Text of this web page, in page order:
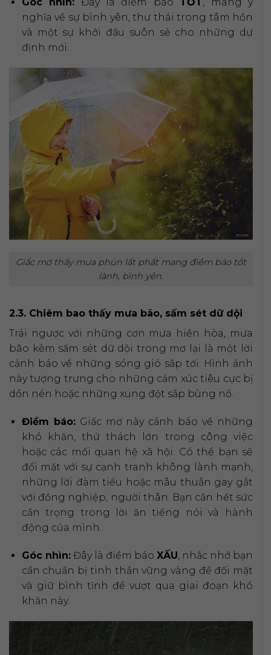
Góc nhìn: Đây là điềm báo TỐT , mang ý
nghĩa về sự bình yên, thư thái trong tâm hồn
và một sự khởi đầu suôn sẻ cho những dự
định mới.
Giấc mơ thấy mưa phùn lất phất mang điềm báo tốt
lành, bình yên.
2.3. Chiêm bao thấy mưa bão, sấm sét dữ dội
Trái ngược với những cơn mưa hiền hòa, mưa
bão kèm sấm sét dữ dội trong mơ lại là một lời
cảnh báo về những sóng gió sắp tới. Hình ảnh
này tượng trưng cho những cảm xúc tiêu cực bị
dồn nén hoặc những xung đột sắp bùng nổ.
Điềm báo:Giấc mơ này cảnh báo về những
khó khăn, thử thách lớn trong công việc
hoặc các mối quan hệ xã hội. Có thể bạn sẽ
đối mặt với sự cạnh tranh không lành mạnh,
những lời đàm tiếu hoặc mâu thuẫn gay gắt
với đồng nghiệp, người thân. Bạn cần hết sức
cẩn trọng trong lời ăn tiếng nói và hành
động của mình.
Góc nhìn:Đây là điềm báo XẤU, nhắc nhở bạn
cần chuẩn bị tinh thần vững vàng để đối mặt
và giữ bình tĩnh để vượt qua giai đoạn khó
khăn này.